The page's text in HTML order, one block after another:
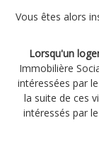
Logements
Contact
Heures
Vous êtes alors
Lorsqu'un
Immobilière
intéressées par
la suite de ces
intéressés par